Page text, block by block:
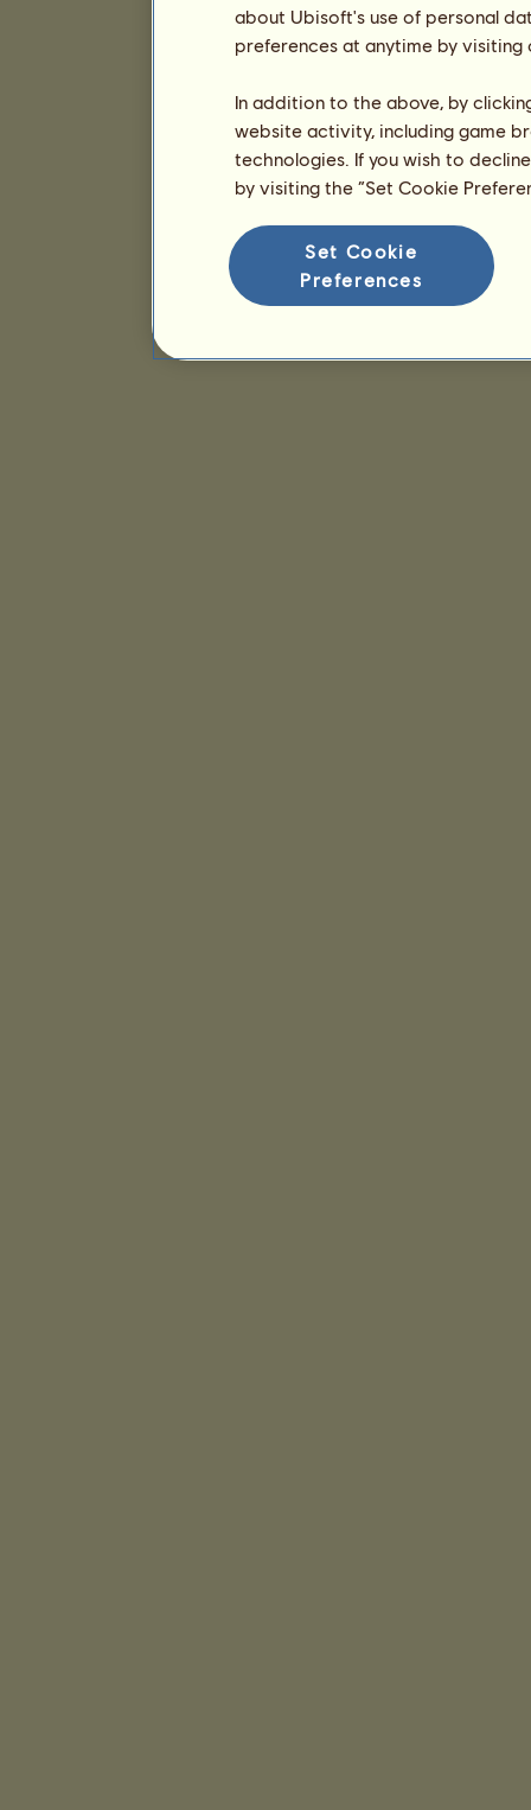
about Ubisoft's use of personal
preferences at anytime by
In addition to the above, by
website activity, including game
technologies. If you wish to
by visiting the “Set Cookie
Set Cookie
Preferences